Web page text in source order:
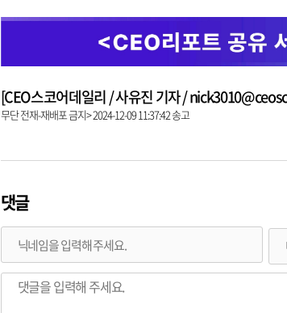
[CEO스코어데일리 / 사유진 기자 /
무단 전재-재배포 금지> 2024-12-09 11:37:42 송고
댓글